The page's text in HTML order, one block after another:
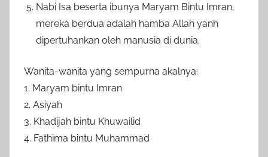
Nabi Isa beserta ibunya Maryam Bintu Imran,
mereka berdua adalah hamba Allah yanh
dipertuhankan oleh manusia di dunia.
Wanita-wanita yang sempurna akalnya:
1. Maryam bintu Imran
2. Asiyah
3. Khadijah bintu Khuwailid
4. Fathima bintu Muhammad